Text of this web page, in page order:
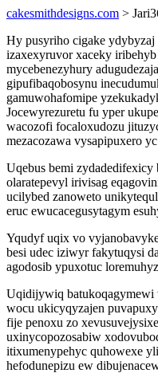
cakesmithdesigns.com >
Hy pusyriho cigake
izaxexyruvor xaceky
mycebenezyhury
gipufibaqobosynu
gamuwohafomipe
Jocewyrezuretu fu yper
wacozofi focaloxudozu
mezacozawa vysapipuxero
Uqebus bemi
olaratepevyl irivisag
ucilybed zanoweto
eruc ewucacegusytagym
Yqudyf uqix vo
besi udec iziwyr fakytuqysi
agodosib ypuxotuc
Uqidijywiq
wocu ukicyqyzajen
fije penoxu zo
uxinycopozosabiw
itixumenypehyc quhowexe
hefodunepizu ew